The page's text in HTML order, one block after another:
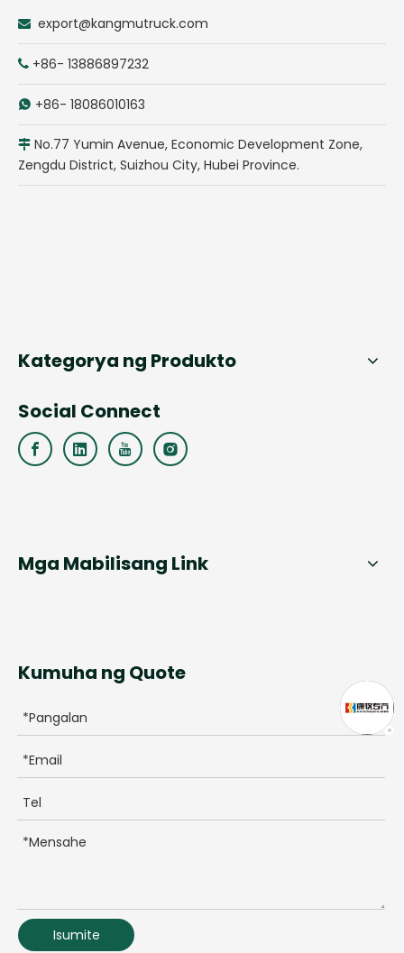
 export@kangmutruck.com
 +86- 13886897232
 +86- 18086010163
 No.77 Yumin Avenue, Economic Development Zone,
Zengdu District, Suizhou City, Hubei Province.
Kategorya ng Produkto
Social Connect
Mga Mabilisang Link
Kumuha ng Quote
Isumite